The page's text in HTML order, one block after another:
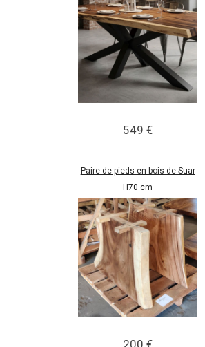
549 €
Paire de pieds en bois de Suar
H70 cm